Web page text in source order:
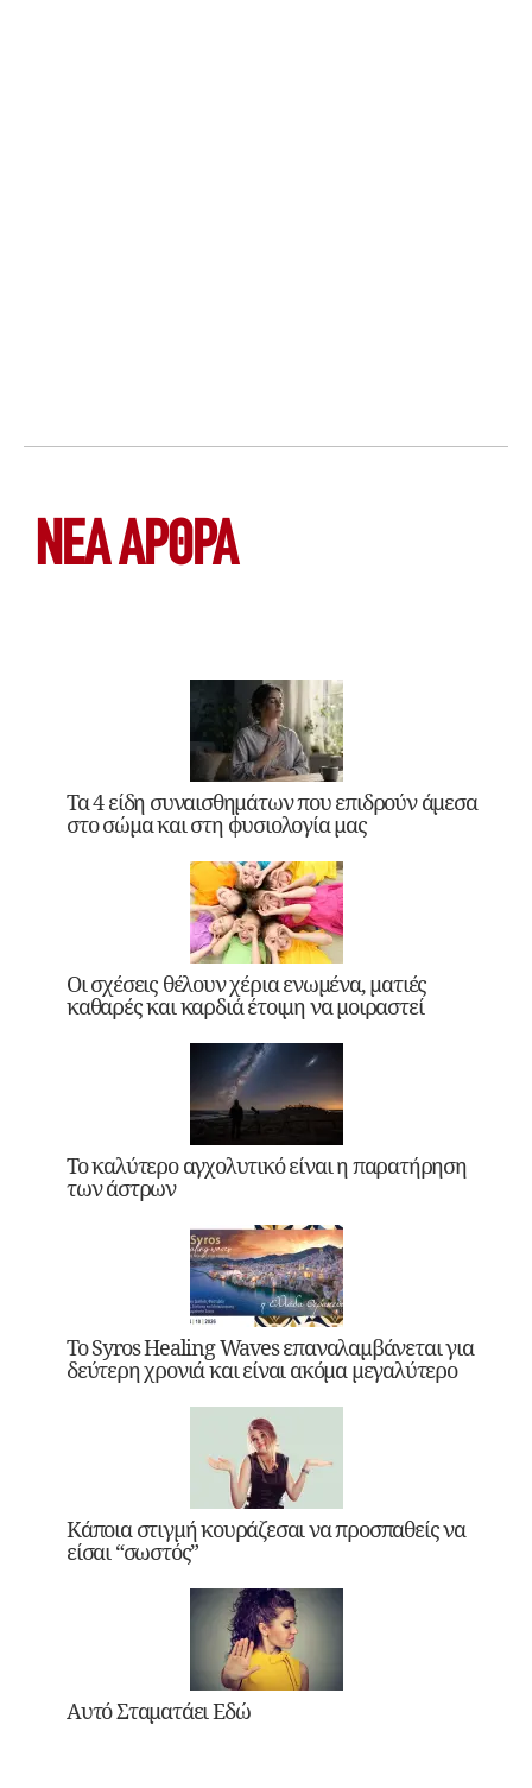
ΝΕΑ ΆΡΘΡΑ
Τα 4 είδη συναισθημάτων που επιδρούν άμεσα
στο σώμα και στη φυσιολογία μας
Οι σχέσεις θέλουν χέρια ενωμένα, ματιές
καθαρές και καρδιά έτοιμη να μοιραστεί
Το καλύτερο αγχολυτικό είναι η παρατήρηση
των άστρων
Το Syros Healing Waves επαναλαμβάνεται για
δεύτερη χρονιά και είναι ακόμα μεγαλύτερο
Κάποια στιγμή κουράζεσαι να προσπαθείς να
είσαι “σωστός”
Αυτό Σταματάει Εδώ